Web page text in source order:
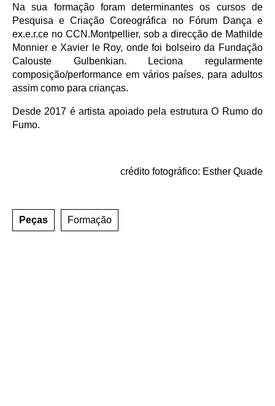
Na sua formação foram determinantes os cursos de
Pesquisa e Criação Coreográfica no Fórum Dança e
ex.e.r.ce no CCN.Montpellier, sob a direcção de Mathilde
Monnier e Xavier le Roy, onde foi bolseiro da Fundação
Calouste Gulbenkian. Leciona regularmente
composição/performance em vários países, para adultos
assim como para crianças.
Desde 2017 é artista apoiado pela estrutura O Rumo do
Fumo.
crédito fotográfico: Esther Quade
Peças Formação